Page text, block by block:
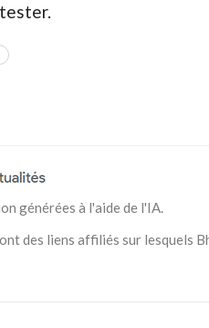
générées à l'aide de l'IA.
des liens affiliés sur lesquels